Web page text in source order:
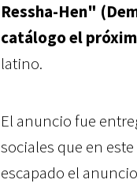
Ressha-Hen"
catálogo el
latino.
El anuncio fue
sociales que en
escapado el